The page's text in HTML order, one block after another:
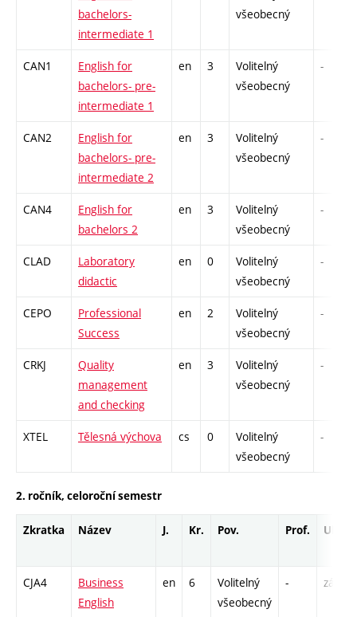
bachelors-
intermediate 1
všeobecný
CAN1
English for
bachelors- pre-
intermediate 1
en 3
Volitelný
všeobecný
-
CAN2
English for
bachelors- pre-
intermediate 2
en 3
Volitelný
všeobecný
-
CAN4
English for
bachelors 2
en 3
Volitelný
všeobecný
-
CLAD
Laboratory
didactic
en 0
Volitelný
všeobecný
-
CEPO
Professional
Success
en 2
Volitelný
všeobecný
-
CRKJ
Quality
management
and checking
en 3
Volitelný
všeobecný
-
XTEL Tělesná výchova cs 0
Volitelný
všeobecný
-
2. ročník, celoroční semestr
Zkratka Název J. Kr. Pov. Prof. Uk.
CJA4
Business
English
en 6
Volitelný
všeobecný
- zá,zk